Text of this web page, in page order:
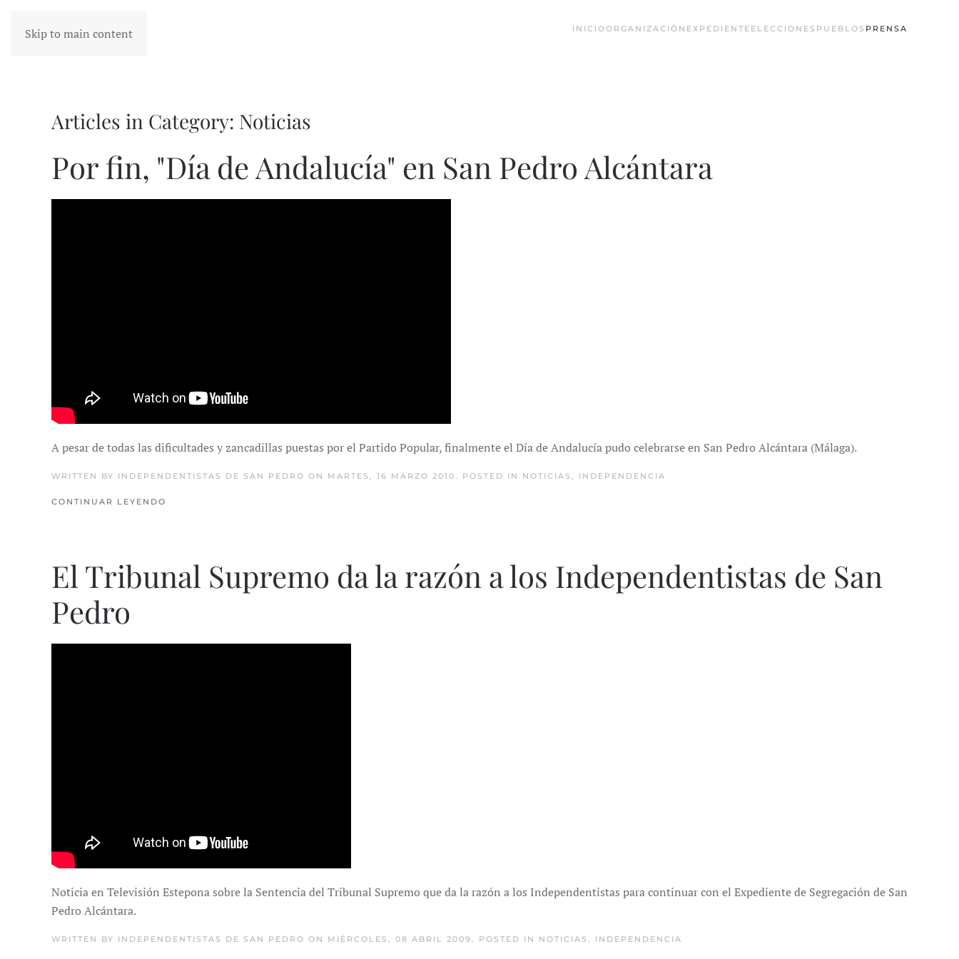
Skip to main content INICIOORGANIZACIÓN EXPEDIENTE ELECCIONES PUEBLOS PRENSA
Articles in Category: Noticias
Por fin, "Día de Andalucía" en San Pedro Alcántara
A pesar de todas las dificultades y zancadillas puestas por el Partido Popular, finalmente el Día de Andalucía pudo celebrarse en San Pedro Alcántara (Málaga).
WRITTEN BY INDEPENDENTISTAS DE SAN PEDRO ON MARTES, 16 MARZO 2010. POSTED IN NOTICIAS , INDEPENDENCIA
CONTINUAR LEYENDO
El Tribunal Supremo da la razón a los Independentistas de San
Pedro
Noticia en Televisión Estepona sobre la Sentencia del Tribunal Supremo que da la razón a los Independentistas para continuar con el Expediente de Segregación de San
Pedro Alcántara.
WRITTEN BY INDEPENDENTISTAS DE SAN PEDRO ON MIÉRCOLES, 08 ABRIL 2009. POSTED IN NOTICIAS , INDEPENDENCIA